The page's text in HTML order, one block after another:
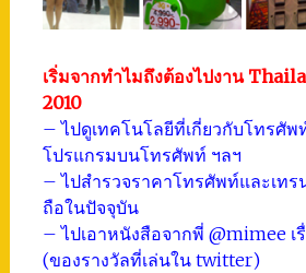
เริ่มจากทำไมถึงต้องไปงาน
2010
– ไปดูเทคโนโลยีที่เกี่ยวกับโทรศัพ
โปรแกรมบนโทรศัพท์ ฯลฯ
– ไปสำรวจราคาโทรศัพท์และเท
ถือในปัจจุบัน
– ไปเอาหนังสือจากพี่ @mimee เ
(ของรางวัลที่เล่นใน twitter)